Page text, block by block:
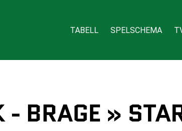
TABELL SPELSCHEMA
- BRAGE »